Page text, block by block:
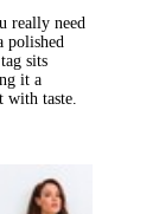
really need
polished
sits
it a
with taste.